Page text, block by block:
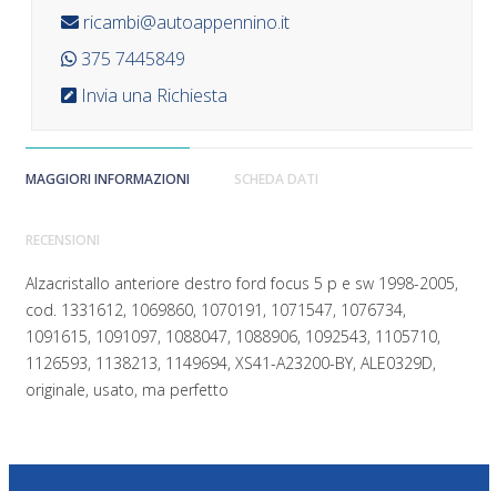
ricambi@autoappennino.it
375 7445849
Invia una Richiesta
MAGGIORI INFORMAZIONI SCHEDA DATI
RECENSIONI
Alzacristallo anteriore destro ford focus 5 p e sw 1998-2005,
cod. 1331612, 1069860, 1070191, 1071547, 1076734,
1091615, 1091097, 1088047, 1088906, 1092543, 1105710,
1126593, 1138213, 1149694, XS41-A23200-BY, ALE0329D,
originale, usato, ma perfetto